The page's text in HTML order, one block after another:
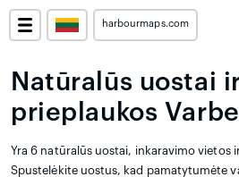
harbourmaps.com
Natūralūs uostai
prieplaukos
Yra 6 natūralūs uostai, inkaravimo vietos
Spustelėkite uostus, kad pamatytumėte